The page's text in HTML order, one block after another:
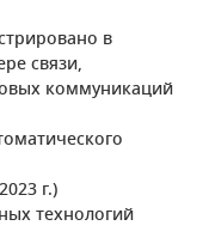
в
связи,
коммуникаций
г.)
технологий